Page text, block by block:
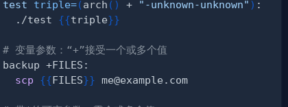
test
triple=(arch ( ) + "-unknown-unknown" )
  ./test
{{triple}}
# 变量参数：“+”接受一个或多个值
scp
{{FILES}}